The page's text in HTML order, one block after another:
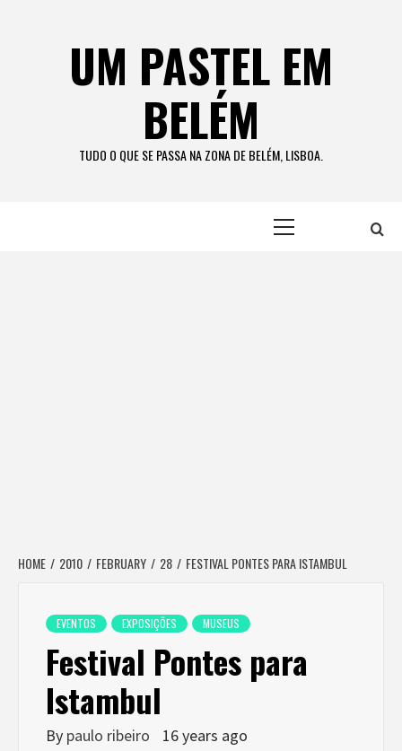
UM PASTEL EM
BELÉM
TUDO O QUE SE PASSA NA ZONA DE BELÉM, LISBOA.
HOME 2010 FEBRUARY 28 FESTIVAL PONTES PARA ISTAMBUL
EVENTOS EXPOSIÇÕES MUSEUS
Festival Pontes para
Istambul
By paulo ribeiro 16 years ago